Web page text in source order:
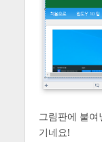
그림판에 붙
기네요!